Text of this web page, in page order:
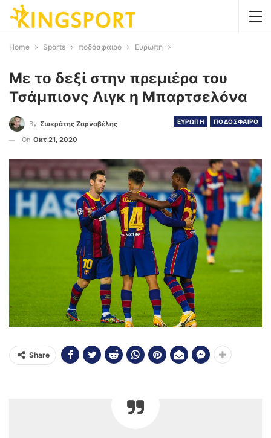
Home Sports ποδόσφαιρο Ευρώπη
Με το δεξί στην πρεμιέρα του
Τσάμπιονς Λιγκ η Μπαρτσελόνα
ΕΥΡΩΠΗ ΠΟΔΟΣΦΑΙΡΟ
By Σωκράτης Ζαρναβέλης
On Οκτ 21, 2020
Share